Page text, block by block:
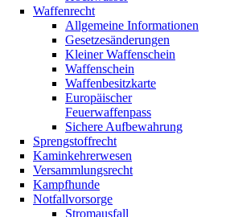
Waffenrecht
Allgemeine Informationen
Gesetzesänderungen
Kleiner Waffenschein
Waffenschein
Waffenbesitzkarte
Europäischer
Feuerwaffenpass
Sichere Aufbewahrung
Sprengstoffrecht
Kaminkehrerwesen
Versammlungsrecht
Kampfhunde
Notfallvorsorge
Stromausfall